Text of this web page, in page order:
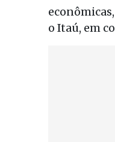
o Itaú, em